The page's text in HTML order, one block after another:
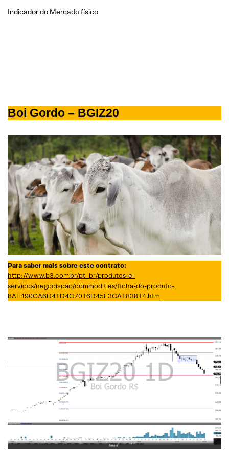
Indicador do Mercado físico
Boi Gordo – BGIZ20
Para saber mais sobre este contrato:
http://www.b3.com.br/pt_br/produtos-e-
servicos/negociacao/commodities/ficha-do-produto-
8AE490CA6D41D4C7016D45F3CA183814.htm